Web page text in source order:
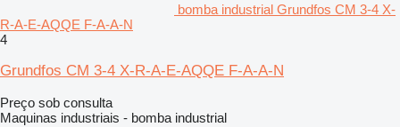
bomba industrial Grundfos CM 3-4 X-
R-A-E-AQQE F-A-A-N
4
Grundfos CM 3-4 X-R-A-E-AQQE F-A-A-N
Preço sob consulta
Maquinas industriais - bomba industrial